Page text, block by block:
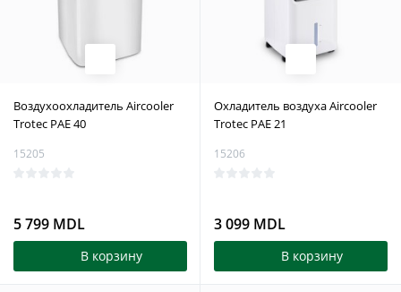
Воздухоохладитель Aircooler
Trotec PAE 40
15205
5 799 MDL
В корзину
Охладитель воздуха Aircooler
Trotec PAE 21
15206
3 099 MDL
В корзину